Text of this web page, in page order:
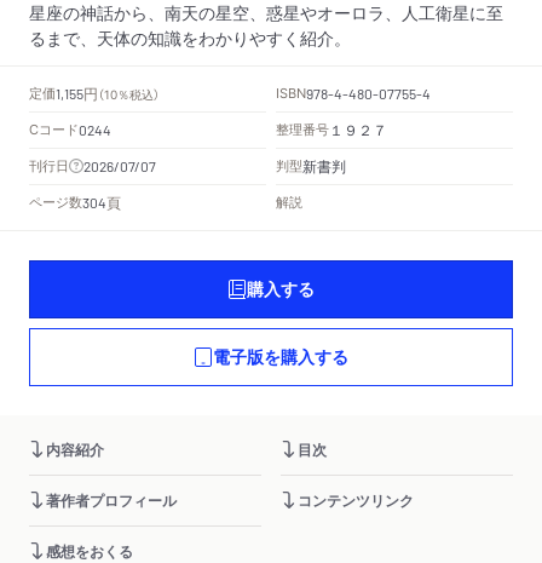
星座の神話から、南天の星空、惑星やオーロラ、人工衛星に至
るまで、天体の知識をわかりやすく紹介。
定価1,155円 （10％税込） ISBN978-4-480-07755-4
Cコード0244 整理番号 １９２７
刊行日 2026/07/07 判型新書判
ページ数304頁 解説
購入する
電子版を購入する
内容紹介 目次
著作者プロフィール コンテンツリンク
感想をおくる